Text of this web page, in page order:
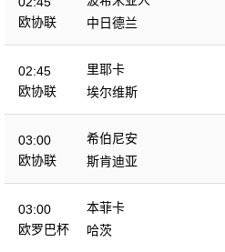
欧协联
中日德兰
02:45
欧协联
里耶卡
埃尔维斯
03:00
欧协联
希伯尼安
斯肯迪亚
03:00
欧罗巴杯
本菲卡
哈茨